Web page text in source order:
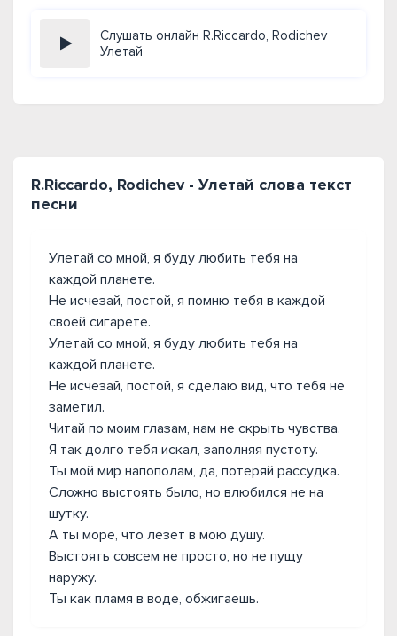
Слушать онлайн R.Riccardo, Rodichev
Улетай
R.Riccardo, Rodichev - Улетай слова текст
песни
Улетай со мной, я буду любить тебя на
каждой планете.
Не исчезай, постой, я помню тебя в каждой
своей сигарете.
Улетай со мной, я буду любить тебя на
каждой планете.
Не исчезай, постой, я сделаю вид, что тебя не
заметил.
Читай по моим глазам, нам не скрыть чувства.
Я так долго тебя искал, заполняя пустоту.
Ты мой мир напополам, да, потеряй рассудка.
Сложно выстоять было, но влюбился не на
шутку.
А ты море, что лезет в мою душу.
Выстоять совсем не просто, но не пущу
наружу.
Ты как пламя в воде, обжигаешь.